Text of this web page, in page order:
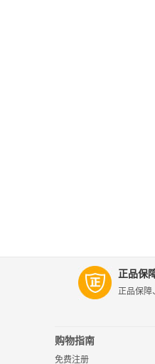
正品保
正品保障
购物指南
免费注册